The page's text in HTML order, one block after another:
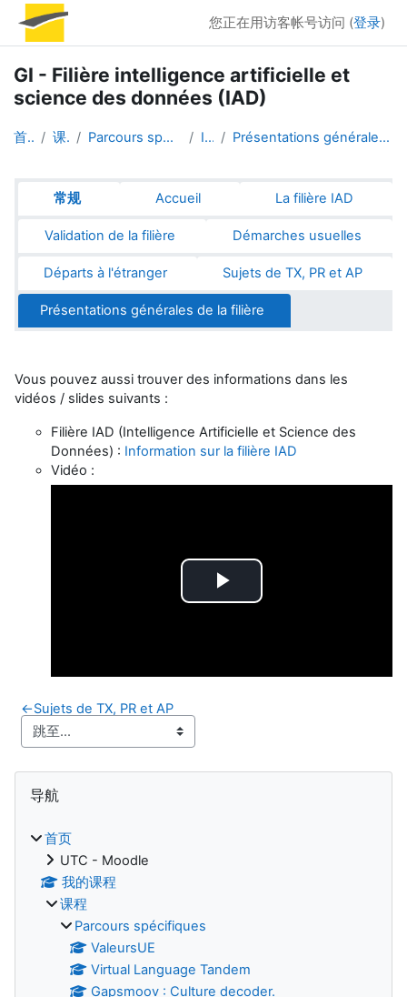
跳到主要内容
您正在用访客帐号访问 (登录)
GI - Filière intelligence artificielle et
science des données (IAD)
首页 课程 Parcours spécifiques IAD Présentations générales de la filière
章节大纲
常规 Accueil La filière IAD
Validation de la filière Démarches usuelles
Départs à l'étranger Sujets de TX, PR et AP
Présentations générales de la filière
Vous pouvez aussi trouver des informations dans les
vidéos / slides suivants :
Filière IAD (Intelligence Artificielle et Science des
Données) : Information sur la filière IAD
Vidéo :
播
视
←Sujets de TX, PR et AP
导航
首页
UTC - Moodle
我的课程
课程
Parcours spécifiques
ValeursUE
Virtual Language Tandem
Gapsmoov : Culture decoder.